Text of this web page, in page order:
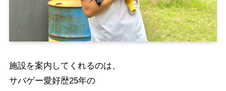
施設を案内してくれるのは、
サバゲー愛好歴25年の